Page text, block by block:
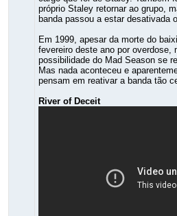
próprio Staley retornar ao grupo,
banda passou a estar desativada
Em 1999, apesar da morte do
fevereiro deste ano por overdose,
possibilidade do Mad Season se
Mas nada aconteceu e
pensam em reativar a banda tão
River of Deceit